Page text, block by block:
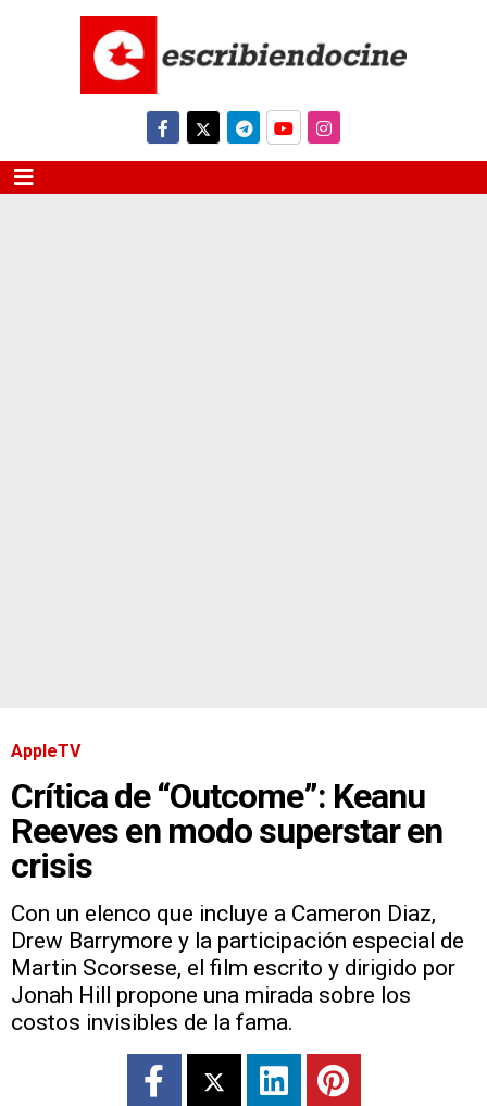
AppleTV
Crítica de “Outcome”: Keanu
Reeves en modo superstar en
crisis
Con un elenco que incluye a Cameron Diaz,
Drew Barrymore y la participación especial de
Martin Scorsese, el film escrito y dirigido por
Jonah Hill propone una mirada sobre los
costos invisibles de la fama.